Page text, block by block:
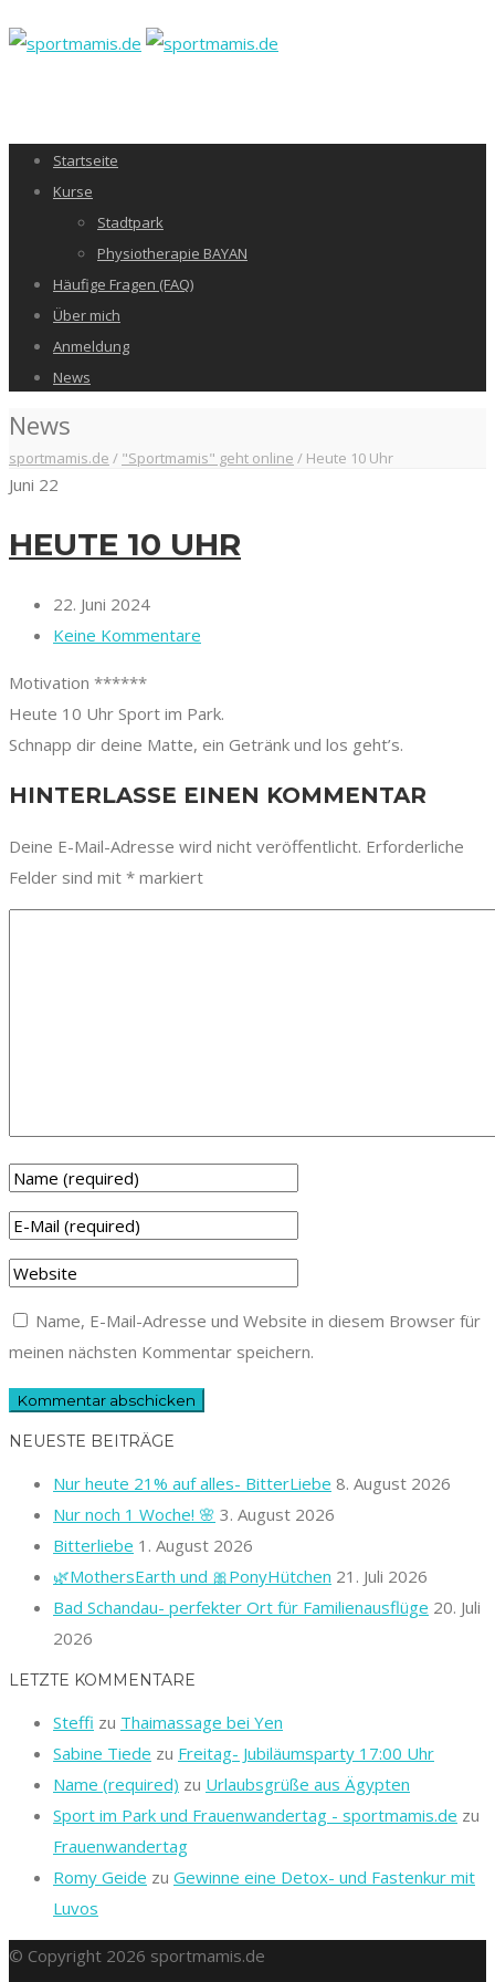
Startseite
Kurse
Stadtpark
Physiotherapie BAYAN
Häufige Fragen (FAQ)
Über mich
Anmeldung
News
News
sportmamis.de / "Sportmamis" geht online / Heute 10 Uhr
Juni 22
HEUTE 10 UHR
22. Juni 2024
Keine Kommentare
Motivation ******
Heute 10 Uhr Sport im Park.
Schnapp dir deine Matte, ein Getränk und los geht’s.
HINTERLASSE EINEN KOMMENTAR
Deine E-Mail-Adresse wird nicht veröffentlicht. Erforderliche
Felder sind mit * markiert
Name, E-Mail-Adresse und Website in diesem Browser für
meinen nächsten Kommentar speichern.
NEUESTE BEITRÄGE
Nur heute 21% auf alles- BitterLiebe 8. August 2026
Nur noch 1 Woche! 🌸 3. August 2026
Bitterliebe 1. August 2026
🌿MothersEarth und 🎀PonyHütchen 21. Juli 2026
Bad Schandau- perfekter Ort für Familienausflüge 20. Juli
2026
LETZTE KOMMENTARE
Steffi zu Thaimassage bei Yen
Sabine Tiede zu Freitag- Jubiläumsparty 17:00 Uhr
Name (required) zu Urlaubsgrüße aus Ägypten
Sport im Park und Frauenwandertag - sportmamis.de zu
Frauenwandertag
Romy Geide zu Gewinne eine Detox- und Fastenkur mit
Luvos
© Copyright 2026 sportmamis.de